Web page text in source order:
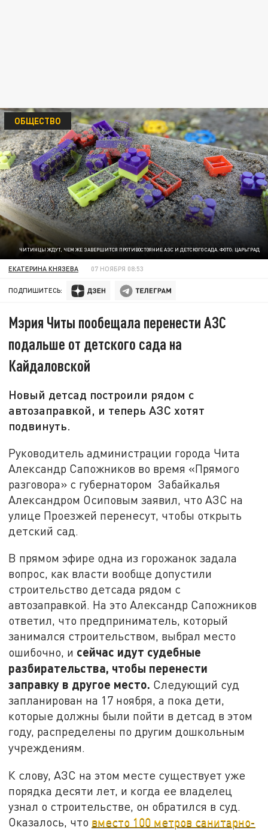
ЧИТИНЦЫ ЖДУТ, ЧЕМ ЖЕ ЗАВЕРШИТСЯ ПРОТИВОСТОЯНИЕ АЗС И ДЕТСКОГО САДА. ФОТО: ЦАРЬГРАД
ОБЩЕСТВО
ЕКАТЕРИНА КНЯЗЕВА 07 НОЯБРЯ 08:53
ПОДПИШИТЕСЬ:
Мэрия Читы пообещала перенести АЗС
подальше от детского сада на
Кайдаловской
Новый детсад построили рядом с
автозаправкой, и теперь АЗС хотят
подвинуть.
Руководитель администрации города Чита
Александр Сапожников во время «Прямого
разговора» с губернатором Забайкалья
Александром Осиповым заявил, что АЗС на
улице Проезжей перенесут, чтобы открыть
детский сад.
В прямом эфире одна из горожанок задала
вопрос, как власти вообще допустили
строительство детсада рядом с
автозаправкой. На это Александр Сапожников
ответил, что предприниматель, который
занимался строительством, выбрал место
ошибочно, и сейчас идут судебные
разбирательства, чтобы перенести
заправку в другое место. Следующий суд
запланирован на 17 ноября, а пока дети,
которые должны были пойти в детсад в этом
году, распределены по другим дошкольным
учреждениям.
К слову, АЗС на этом месте существует уже
порядка десяти лет, и когда ее владелец
узнал о строительстве, он обратился в суд.
Оказалось, что вместо 100 метров санитарно-